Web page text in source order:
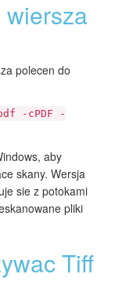
polecen do
-cPDF -
aby
skany. Wersja
sie z potokami
pliki
Tiff